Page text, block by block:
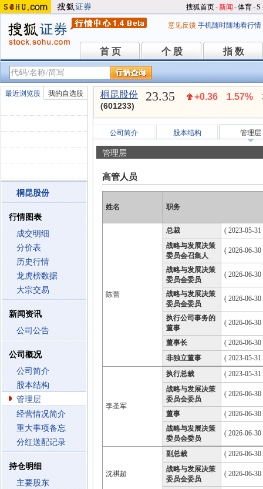
搜狐首页-新闻 -体育-S
意见反馈 手机随时随地看行情
首 页
首 页 个 股
个 股 指 数
指 数
最近浏览股 我的自选股
桐昆股份
行情图表
成交明细
分价表
历史行情
龙虎榜数据
大宗交易
新闻资讯
公司公告
公司概况
公司简介
股本结构
管理层
经营情况简介
重大事项备忘
分红送配记录
持仓明细
主要股东
桐昆股份
(601233)
23.35 +0.36 1.57%
公司简介 股本结构 管理层
管理层
高管人员
姓名 职务
陈蕾
总裁
( 2023-05-
战略与发展决策
委员会召集人
( 2026-06-
战略与发展决策
委员会委员
( 2026-06-
战略与发展决策
委员会委员
( 2026-06-
执行公司事务的
董事
( 2026-06-
董事长
( 2026-06-
非独立董事
( 2023-05-
李圣军
执行总裁
( 2023-05-
战略与发展决策
委员会委员
( 2026-06-
董事
( 2026-06-
战略与发展决策
委员会委员
( 2026-06-
沈祺超
副总裁
( 2026-06-
战略与发展决策
委员会委员
( 2026-06-